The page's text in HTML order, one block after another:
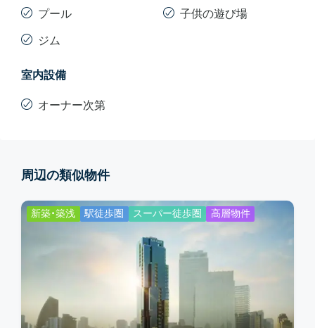
プール
ジム
子供の遊び場
室内設備
オーナー次第
周辺の類似物件
新築・築浅 駅徒歩圏 スーパー徒歩圏 高層物件